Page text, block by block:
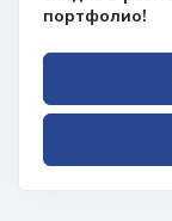
портфолио!